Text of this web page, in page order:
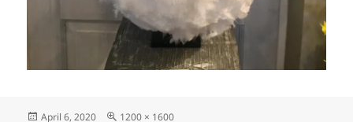
Veröffentlicht
April 6, 2020 Originalgröße
1200 × 1600